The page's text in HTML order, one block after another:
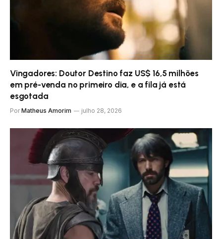
Vingadores: Doutor Destino faz US$ 16,5 milhões
em pré-venda no primeiro dia, e a fila já está
esgotada
Por Matheus Amorim julho 28, 2026